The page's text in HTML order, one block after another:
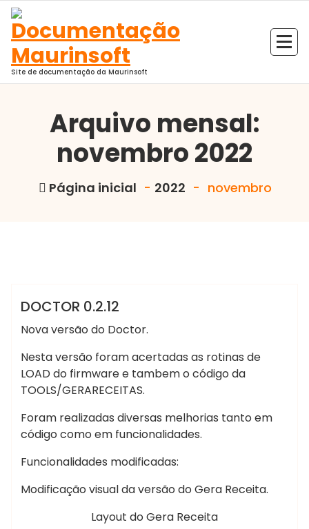
Pular
para
conteúdo
Site de documentação da Maurinsoft
Arquivo mensal:
novembro 2022
Página inicial - 2022 - novembro
DOCTO DOCTO
DOCTOR 0.2.12
Nova versão do Doctor.
Nesta versão foram acertadas as rotinas de
LOAD do firmware e tambem o código da
TOOLS/GERARECEITAS.
Foram realizadas diversas melhorias tanto em
código como em funcionalidades.
Funcionalidades modificadas:
Modificação visual da versão do Gera Receita.
Layout do Gera Receita